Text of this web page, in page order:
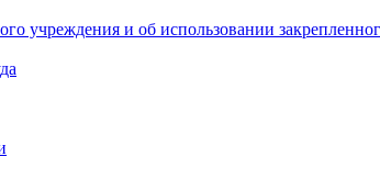
учреждения и об использовании